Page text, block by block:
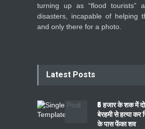
turning up as “flood tourists”
disasters, incapable of helping
and only there for a photo.
Latest Posts
₹5 हजार के शक में
बेरहमी से हत्या कर
के पास फेंका शव